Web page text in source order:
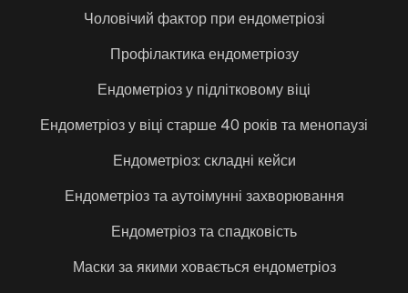
Чоловічий фактор при ендометріозі
Профілактика ендометріозу
Ендометріоз у підлітковому віці
Ендометріоз у віці старше 40 років та менопаузі
Ендометріоз: складні кейси
Ендометріоз та аутоімунні захворювання
Ендометріоз та спадковість
Маски за якими ховається ендометріоз